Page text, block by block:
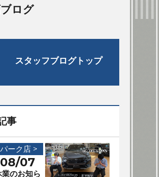
ログ
スタッフブログトップ
事
ーク店 >
08/07
のお知ら